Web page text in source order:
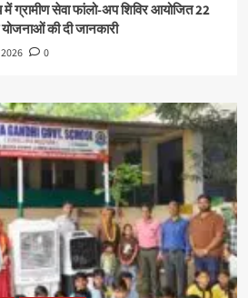
ग्रामीण सेवा फांलो-अप शिविर आयोजित 22
की दी जानकारी
0